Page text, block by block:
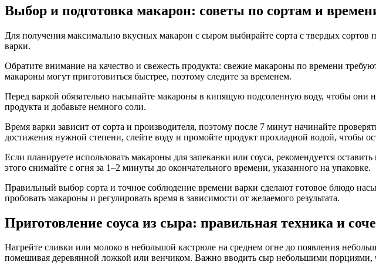
Выбор и подготовка макарон: советы по сортам и
Для получения максимально вкусных макарон с сыром выбирайте сорта с твердых
варки.
Обратите внимание на качество и свежесть продукта: свежие макароны по времени
макароны могут приготовиться быстрее, поэтому следите за временем.
Перед варкой обязательно насыпайте макароны в кипящую подсоленную воду, чтобы
продукта и добавьте немного соли.
Время варки зависит от сорта и производителя, поэтому после 7 минут начинайте
достижения нужной степени, слейте воду и промойте продукт прохладной водой, чтобы
Если планируете использовать макароны для запеканки или соуса, рекомендуется
этого снимайте с огня за 1–2 минуты до окончательного времени, указанного на упаковке.
Правильный выбор сорта и точное соблюдение времени варки сделают готовое блюдо
пробовать макароны и регулировать время в зависимости от желаемого результата.
Приготовление соуса из сыра: правильная техника и
Нагрейте сливки или молоко в небольшой кастрюле на среднем огне до появления
помешивая деревянной ложкой или венчиком. Важно вводить сыр небольшими порциями,